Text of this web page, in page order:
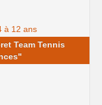
à 12 ans
Team Tennis